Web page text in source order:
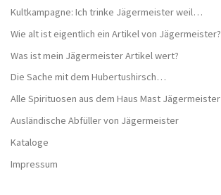
Kultkampagne: Ich trinke Jägermeister weil…
Wie alt ist eigentlich ein Artikel von Jägermeister?
Was ist mein Jägermeister Artikel wert?
Die Sache mit dem Hubertushirsch…
Alle Spirituosen aus dem Haus Mast Jägermeister
Ausländische Abfüller von Jägermeister
Kataloge
Impressum